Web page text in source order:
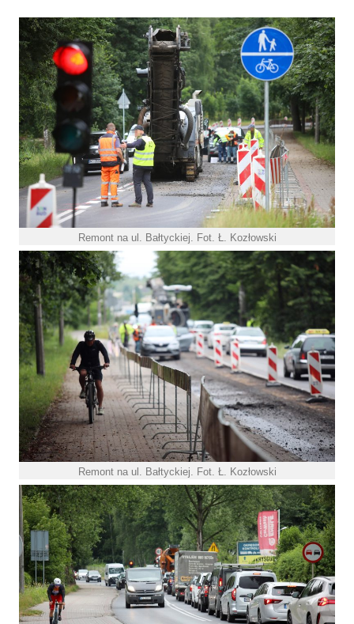
Remont na ul. Bałtyckiej. Fot. Ł. Kozłowski
Remont na ul. Bałtyckiej. Fot. Ł. Kozłowski